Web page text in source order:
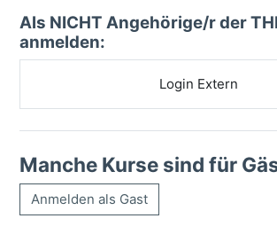
Als NICHT Angehörige/r der
anmelden:
Login Extern
Manche Kurse sind für
Anmelden als Gast